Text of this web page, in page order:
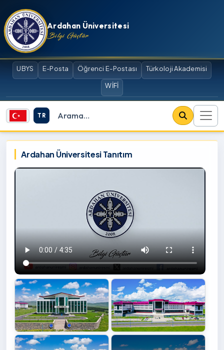
İçeriğe atla
Ardahan Üniversitesi
Bilgi Güçtür
UBYS E-Posta Öğrenci E-Postası Türkoloji Akademisi
WİFİ
TR
Site içi arama
Ardahan Üniversitesi
Ardahan Üniversitesi Tanıtım